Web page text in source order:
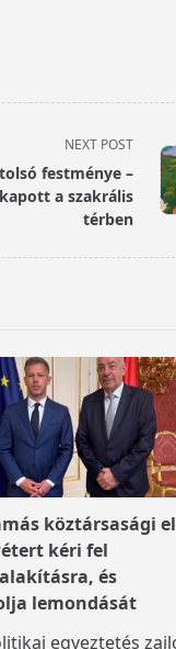
NEXT POST
festménye –
a szakrális
térben
köztársasági
kéri fel
és
lemondását
egyeztetés